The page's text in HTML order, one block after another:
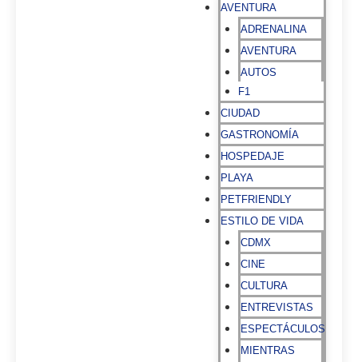
AVENTURA
ADRENALINA
AVENTURA
AUTOS
F1
CIUDAD
GASTRONOMÍA
HOSPEDAJE
PLAYA
PETFRIENDLY
ESTILO DE VIDA
CDMX
CINE
CULTURA
ENTREVISTAS
ESPECTÁCULOS
MIENTRAS